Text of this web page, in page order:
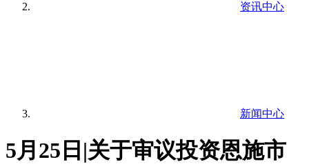
资讯中心
新闻中心
5月25日|关于审议投资恩施市